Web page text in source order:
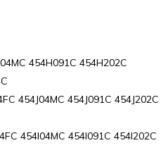
454H091C 454H202C
454J04MC 454J091C 454J202C
454I04MC 454I091C 454I202C